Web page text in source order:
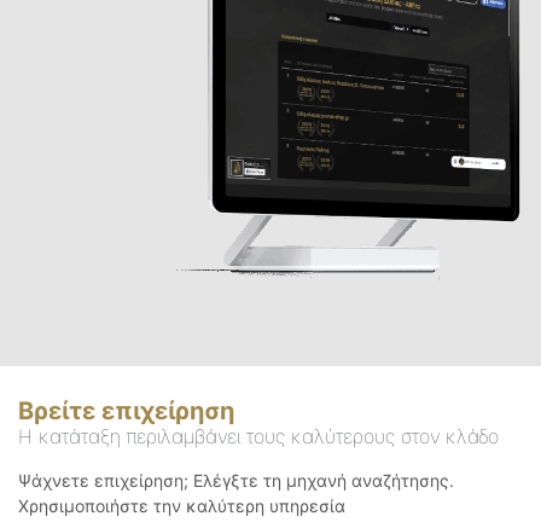
Βρείτε επιχείρηση
Η κατάταξη περιλαμβάνει τους καλύτερους στον κλάδο
Ψάχνετε επιχείρηση; Ελέγξτε τη μηχανή αναζήτησης.
Χρησιμοποιήστε την καλύτερη υπηρεσία